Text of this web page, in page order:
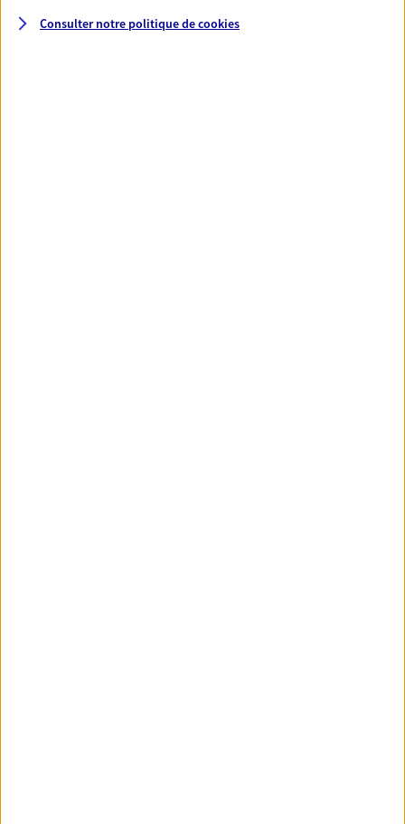
Consulter notre politique decookies